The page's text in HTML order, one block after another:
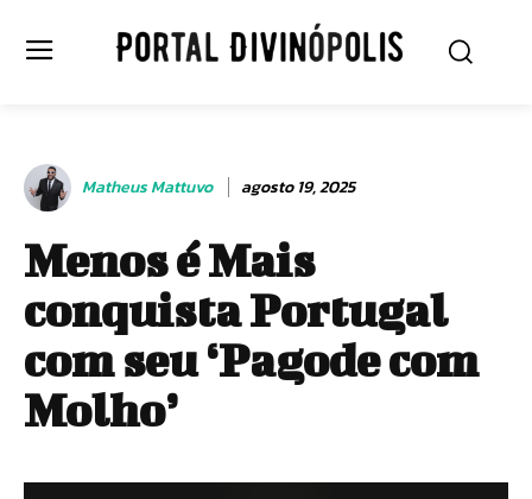
Matheus Mattuvo agosto 19, 2025
Menos é Mais
conquista Portugal
com seu ‘Pagode com
Molho’